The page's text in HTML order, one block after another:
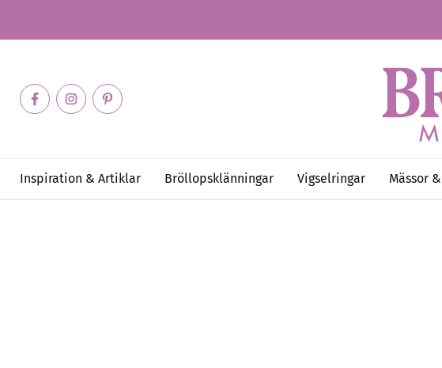
Inspiration & Artiklar Bröllopsklänningar Vigselringar Mässor